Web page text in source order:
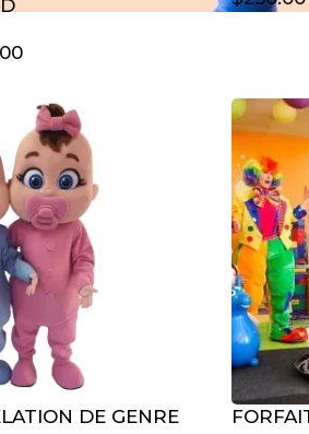
DE GENRE